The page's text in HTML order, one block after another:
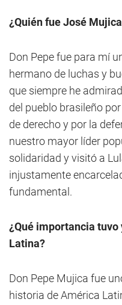
¿Quién fue José
Don Pepe fue para mí
hermano de luchas y
que siempre he
del pueblo brasileño
de derecho y por la
nuestro mayor líder
solidaridad y visitó a
injustamente
fundamental.
¿Qué importancia
Latina?
Don Pepe Mujica fue
historia de América